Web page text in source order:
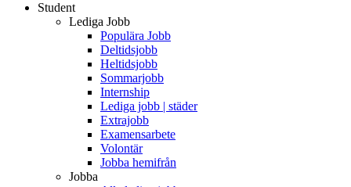
Student
Lediga Jobb
Populära Jobb
Deltidsjobb
Heltidsjobb
Sommarjobb
Internship
Lediga jobb | städer
Extrajobb
Examensarbete
Volontär
Jobba hemifrån
Jobba